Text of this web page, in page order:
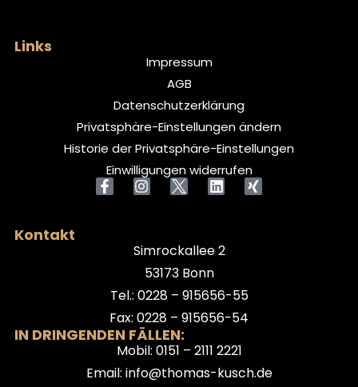
Links
Impressum
AGB
Datenschutzerklärung
Privatsphäre-Einstellungen ändern
Historie der Privatsphäre-Einstellungen
Einwilligungen widerrufen
Kontakt
Simrockallee 2
53173 Bonn
Tel.: 0228 – 915656-55
Fax: 0228 – 915656-54
IN DRINGENDEN FÄLLEN:
Mobil: 0151 – 2111 2221
Email: info@thomas-kusch.de